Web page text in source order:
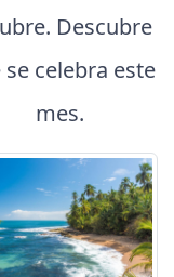
Descubre
se celebra este
mes.